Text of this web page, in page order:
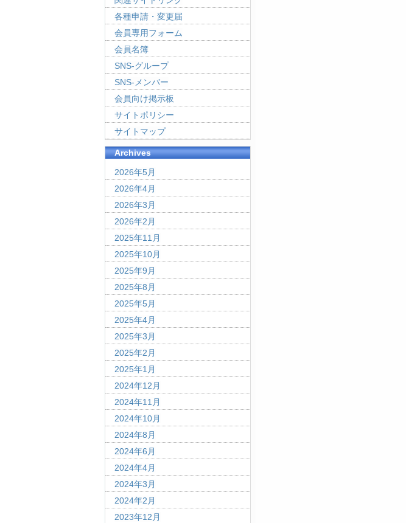
各種申請・変更届
会員専用フォーム
会員名簿
SNS-グループ
SNS-メンバー
会員向け掲示板
サイトポリシー
サイトマップ
Archives
2026年5月
2026年4月
2026年3月
2026年2月
2025年11月
2025年10月
2025年9月
2025年8月
2025年5月
2025年4月
2025年3月
2025年2月
2025年1月
2024年12月
2024年11月
2024年10月
2024年8月
2024年6月
2024年4月
2024年3月
2024年2月
2023年12月